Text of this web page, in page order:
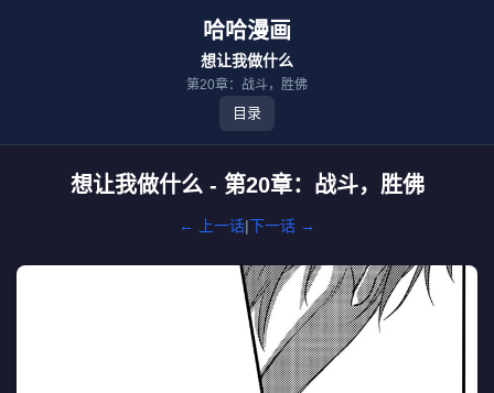
哈哈漫画
想让我做什么
第20章：战斗，胜佛
目录
想让我做什么 - 第20章：战斗，胜佛
← 上一话|下一话 →